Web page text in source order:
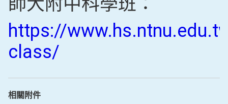
https://
class/
相關附件